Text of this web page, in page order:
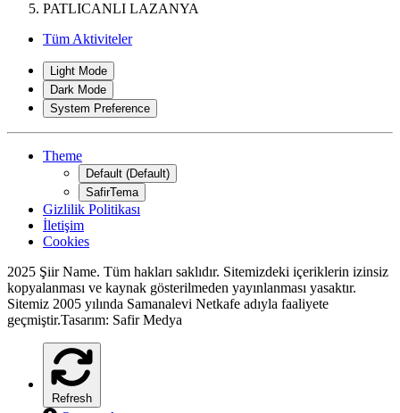
PATLICANLI LAZANYA
Tüm Aktiviteler
Light Mode
Dark Mode
System Preference
Theme
Default (Default)
SafirTema
Gizlilik Politikası
İletişim
Cookies
2025 Şiir Name. Tüm hakları saklıdır. Sitemizdeki içeriklerin izinsiz
kopyalanması ve kaynak gösterilmeden yayınlanması yasaktır.
Sitemiz 2005 yılında Samanalevi Netkafe adıyla faaliyete
geçmiştir.Tasarım: Safir Medya
Refresh